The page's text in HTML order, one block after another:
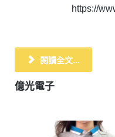
https://
閱讀全文...
億光電子